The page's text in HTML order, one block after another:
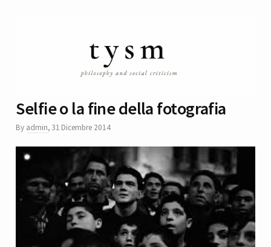
Selfie o la fine della fotografia
By admin, 31 Dicembre 2014